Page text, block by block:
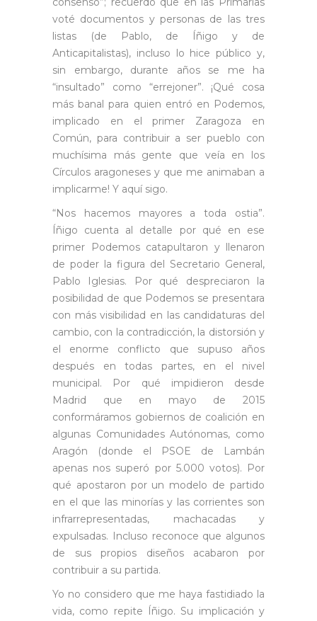
voté documentos y personas de las tres
listas (de Pablo, de Íñigo y de
Anticapitalistas), incluso lo hice público y,
sin embargo, durante años se me ha
“insultado” como “errejoner”. ¡Qué cosa
más banal para quien entró en Podemos,
implicado en el primer Zaragoza en
Común, para contribuir a ser pueblo con
muchísima más gente que veía en los
Círculos aragoneses y que me animaban a
implicarme! Y aquí sigo.
“Nos hacemos mayores a toda ostia”.
Íñigo cuenta al detalle por qué en ese
primer Podemos catapultaron y llenaron
de poder la figura del Secretario General,
Pablo Iglesias. Por qué despreciaron la
posibilidad de que Podemos se presentara
con más visibilidad en las candidaturas del
cambio, con la contradicción, la distorsión y
el enorme conflicto que supuso años
después en todas partes, en el nivel
municipal. Por qué impidieron desde
Madrid que en mayo de 2015
conformáramos gobiernos de coalición en
algunas Comunidades Autónomas, como
Aragón (donde el PSOE de Lambán
apenas nos superó por 5.000 votos). Por
qué apostaron por un modelo de partido
en el que las minorías y las corrientes son
infrarrepresentadas, machacadas y
expulsadas. Incluso reconoce que algunos
de sus propios diseños acabaron por
contribuir a su partida.
Yo no considero que me haya fastidiado la
vida, como repite Íñigo. Su implicación y